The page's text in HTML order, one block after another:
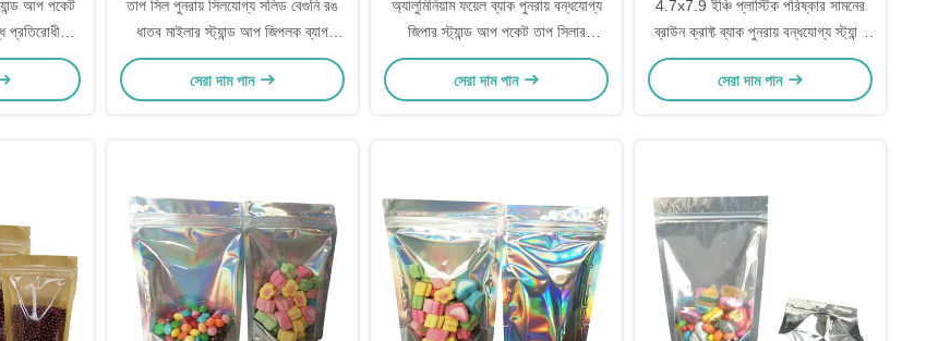
আপ পকেট
প্রতিরোধী
তাপ সিল পুনরায় সিলযোগ্য সলিড বেগুনি রঙ
ধাতব মাইলার স্ট্যান্ড আপ জিপলক ব্যাগ
পরিষ্কার সামনের উইন্ডো সহ খাদ্য সঞ্চয় করার
জন্য
সেরা দাম পান
অ্যালুমিনিয়াম ফয়েল ব্যাক পুনরায় বন্ধযোগ্য
জিপার স্ট্যান্ড আপ পকেট তাপ সিলার
কাস্টমাইজযোগ্য সামনের পরিষ্কার
সেরা দাম পান
4.7x7.9 ইঞ্চি প্লাস্টিক পরিষ্কার সামনের
ব্রাউন ক্রাফ্ট ব্যাক পুনরায় বন্ধযোগ্য স্ট্যান্ড
আপ জিপলক পকেট ব্যাগ খাদ্য প্যাকেজিং
জন্য Doypack
সেরা দাম পান